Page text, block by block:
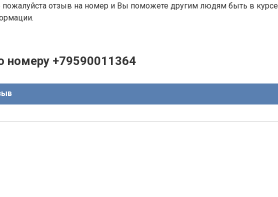
пожалуйста отзыв на номер и Вы поможете другим людям быть в курсе
номеру +79590011364